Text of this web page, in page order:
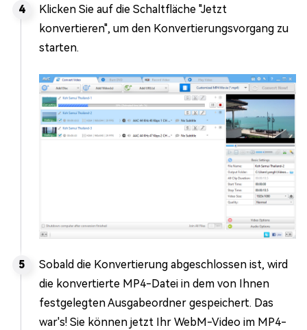
Klicken Sie auf die Schaltfläche "Jetzt
konvertieren", um den Konvertierungsvorgang zu
starten.
Sobald die Konvertierung abgeschlossen ist, wird
die konvertierte MP4-Datei in dem von Ihnen
festgelegten Ausgabeordner gespeichert. Das
war's! Sie können jetzt Ihr WebM-Video im MP4-